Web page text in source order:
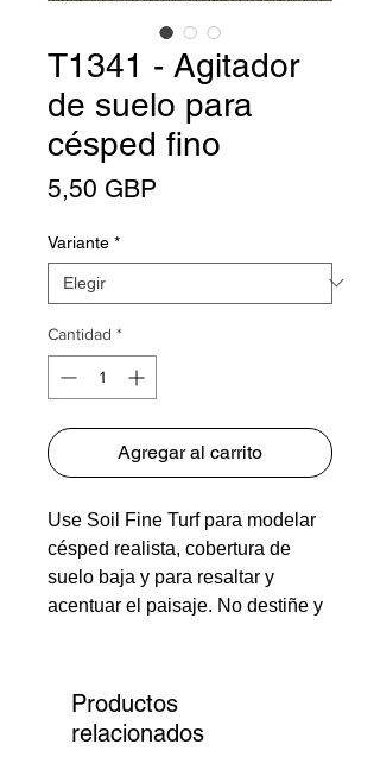
T1341 - Agitador
de suelo para
césped fino
5,50 GBP
Variante *
Cantidad *
Agregar al carrito
Use Soil Fine Turf para modelar
césped realista, cobertura de
suelo baja y para resaltar y
acentuar el paisaje. No destiñe y
escala.
T41 - Bolsa de tierra para
Productos
relacionados